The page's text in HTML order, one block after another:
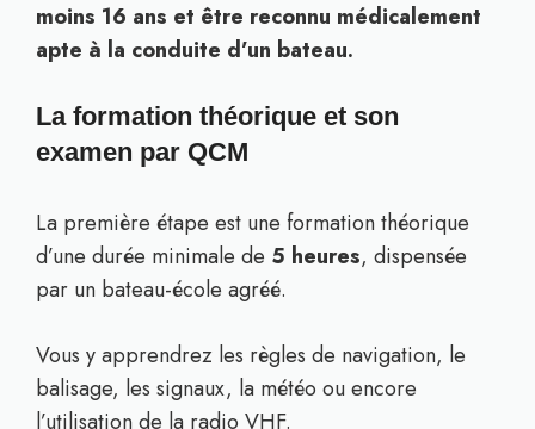
moins 16 ans et être reconnu médicalement
apte à la conduite d’un bateau.
La formation théorique et son
examen par QCM
La première étape est une formation théorique
d’une durée minimale de 5 heures, dispensée
par un bateau-école agréé.
Vous y apprendrez les règles de navigation, le
balisage, les signaux, la météo ou encore
l’utilisation de la radio VHF.